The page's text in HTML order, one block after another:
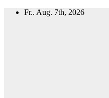
Zum
Fr.. Aug. 7th, 2026